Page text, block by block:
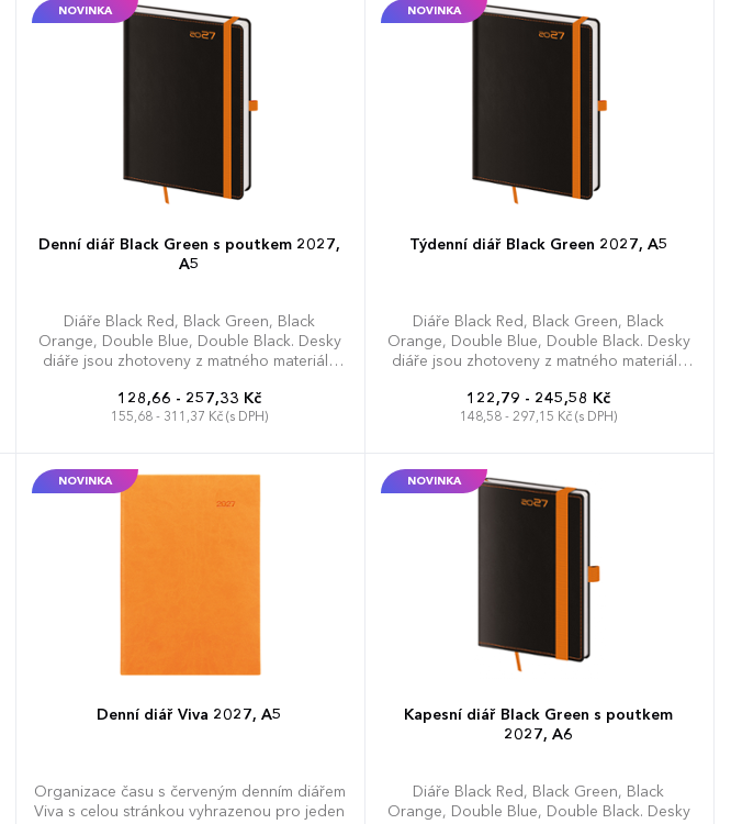
sleporažbě. Diář obsahuje: osobní údaje,
plánovač dovolené (měsíční přehled),
státní svátky České a Slovenské republiky,
layout, adresář, mapa Evropy a České a
NOVINKA
Denní diář Black Green s poutkem 2027,
A5
Diáře Black Red, Black Green, Black
Orange, Double Blue, Double Black. Desky
diáře jsou zhotoveny z matného materiálu
struktury a tím neruší vzhled samotného
produktu. Diář je doplněn o gumičku pro
obsahuje: osobní údaje, plánovač dovolené
(měsíční přehled), plánovací kalendář,
128,66 - 257,33 Kč
155,68 - 311,37 Kč (s DPH)
NOVINKA
Týdenní diář Black Green 2027, A5
Diáře Black Red, Black Green, Black
Orange, Double Blue, Double Black. Desky
diáře jsou zhotoveny z matného materiálu
struktury a tím neruší vzhled samotného
produktu. Diář je doplněn o gumičku pro
obsahuje: osobní údaje, plánovač dovolené
(měsíční přehled), plánovací kalendář,
Evropy a České a Slovenské republiky
122,79 - 245,58 Kč
148,58 - 297,15 Kč (s DPH)
NOVINKA
Denní diář Viva 2027, A5
Organizace času s červeným denním diářem
Viva s celou stránkou vyhrazenou pro jeden
NOVINKA
Kapesní diář Black Green s poutkem
2027, A6
Diáře Black Red, Black Green, Black
Orange, Double Blue, Double Black. Desky